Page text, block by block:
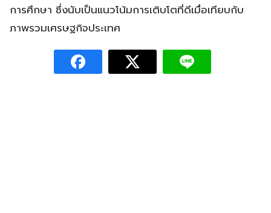
การศึกษา ซึ่งนับเป็นแนวโน้มการเติบโตที่ดีเมื่อเทียบกับ
ภาพรวมเศรษฐกิจประเทศ